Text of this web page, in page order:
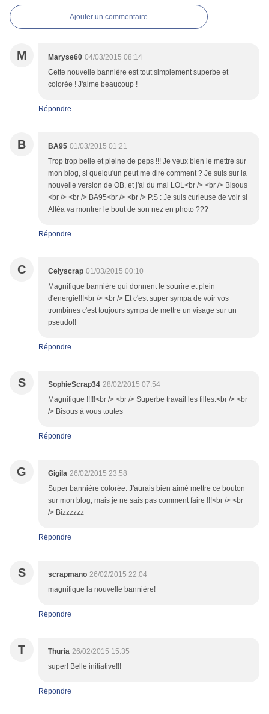
Ajouter un commentaire
M Maryse60 04/03/2015 08:14
Cette nouvelle bannière est tout simplement superbe et
colorée ! J'aime beaucoup !
Répondre
B BA95 01/03/2015 01:21
Trop trop belle et pleine de peps !!! Je veux bien le mettre sur
mon blog, si quelqu'un peut me dire comment ? Je suis sur la
nouvelle version de OB, et j'ai du mal LOL<br /> <br /> Bisous
<br /> <br /> BA95<br /> <br /> P.S : Je suis curieuse de voir si
Altéa va montrer le bout de son nez en photo ???
Répondre
C Celyscrap 01/03/2015 00:10
Magnifique bannière qui donnent le sourire et plein
d'energie!!!<br /> <br /> Et c'est super sympa de voir vos
trombines c'est toujours sympa de mettre un visage sur un
pseudo!!
Répondre
S SophieScrap34 28/02/2015 07:54
Magnifique !!!!!<br /> <br /> Superbe travail les filles.<br /> <br
/> Bisous à vous toutes
Répondre
G Gigila 26/02/2015 23:58
Super bannière colorée. J'aurais bien aimé mettre ce bouton
sur mon blog, mais je ne sais pas comment faire !!!<br /> <br
/> Bizzzzzz
Répondre
S scrapmano 26/02/2015 22:04
magnifique la nouvelle bannière!
Répondre
T Thuria 26/02/2015 15:35
super! Belle initiative!!!
Répondre